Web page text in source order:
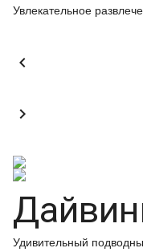
Увлекательное


Удивительный